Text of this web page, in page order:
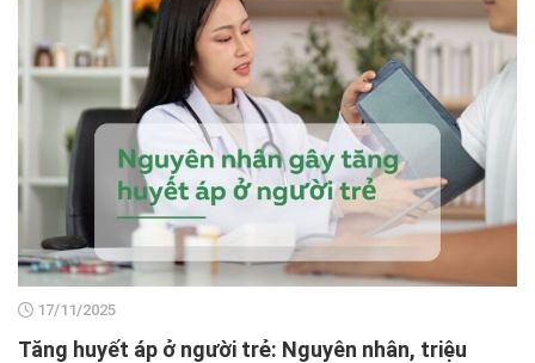
17/11/2025
Tăng huyết áp ở người trẻ: Nguyên nhân, triệu